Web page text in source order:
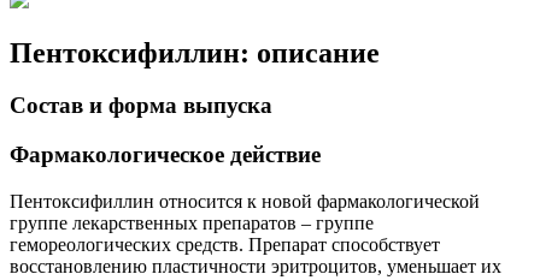
Пентоксифиллин: описание
Состав и форма выпуска
Фармакологическое действие
Пентоксифиллин относится к новой фармакологической
группе лекарственных препаратов – группе
гемореологических средств. Препарат способствует
восстановлению пластичности эритроцитов, уменьшает их